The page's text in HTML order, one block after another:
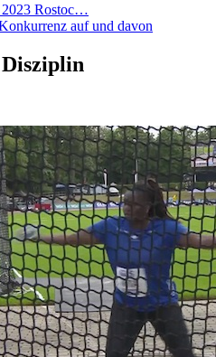
2023 Rostoc…
auf und davon